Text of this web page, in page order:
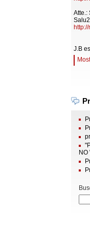
Atte.:
J.B
NO